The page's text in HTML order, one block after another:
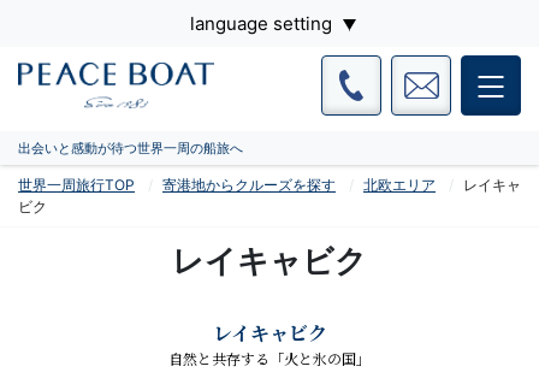
language setting
出会いと感動が待つ世界一周の船旅へ
世界一周旅行TOP 寄港地からクルーズを探す 北欧エリア
レイキャ
ビク
レイキャビク
レイキャビク
自然と共存する「火と氷の国」